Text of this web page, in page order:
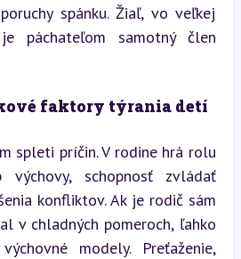
spánku. Žiaľ, vo veľkej
páchateľom samotný člen
faktory týrania detí
spleti príčin. V rodine hrá rolu
výchovy, schopnosť zvládať
konfliktov. Ak je rodič sám
v chladných pomeroch, ľahko
modely. Preťaženie,